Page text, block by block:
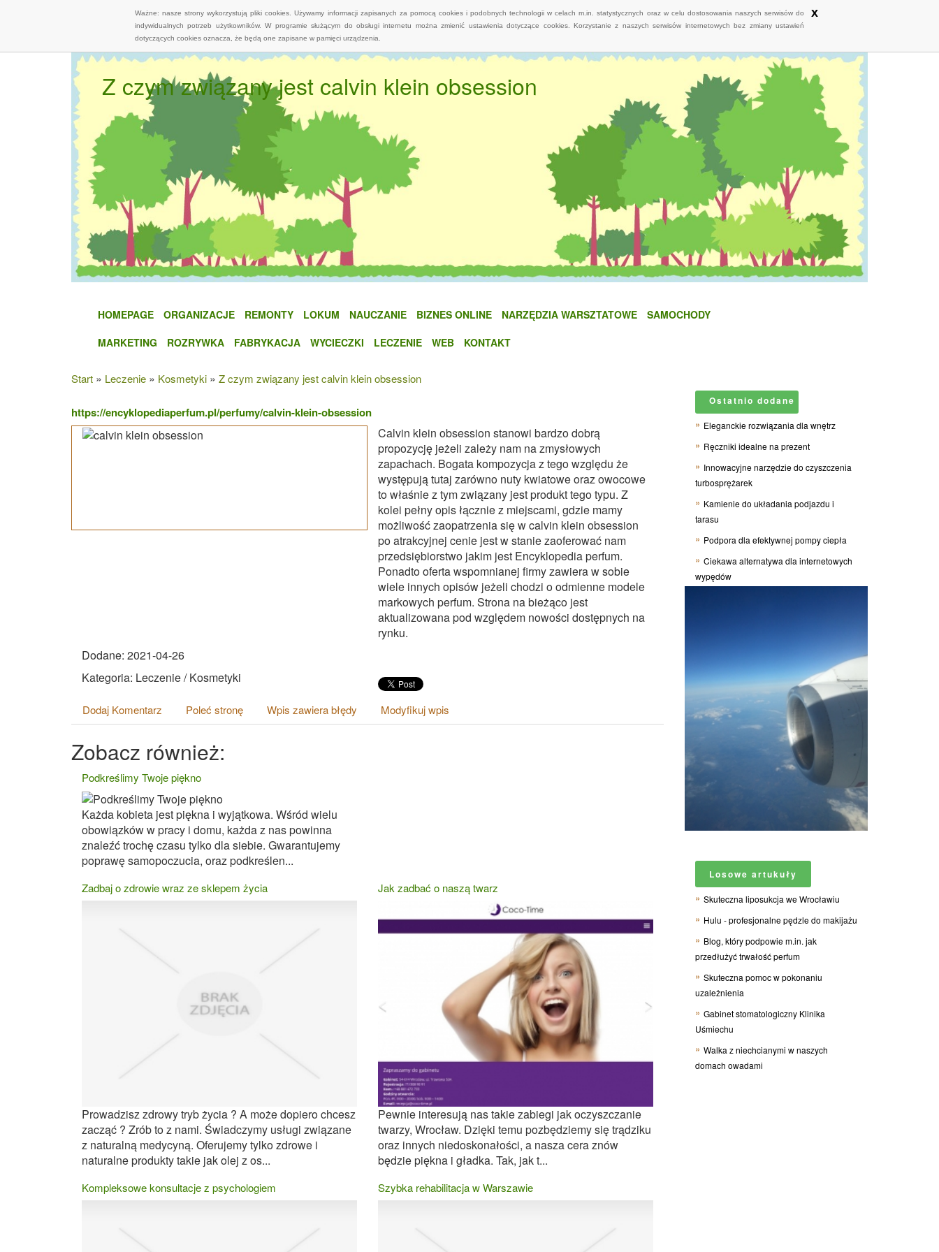
Ważne: nasze strony wykorzystują pliki cookies. Używamy informacji zapisanych za pomocą cookies i podobnych technologii w celach m.in. statystycznych oraz w celu dostosowania naszych serwisów do
indywidualnych potrzeb użytkowników. W programie służącym do obsługi internetu można zmienić ustawienia dotyczące cookies. Korzystanie z naszych serwisów internetowych bez zmiany ustawień
dotyczących cookies oznacza, że będą one zapisane w pamięci urządzenia.
x
Z czym związany jest calvin klein obsession
HOMEPAGE ORGANIZACJE REMONTY LOKUM NAUCZANIE BIZNES ONLINE NARZĘDZIA WARSZTATOWE
SAMOCHODY
MARKETING
ROZRYWKA FABRYKACJA WYCIECZKI LECZENIE WEB KONTAKT
Start » Leczenie » Kosmetyki » Z czym związany jest calvin klein obsession
https://encyklopediaperfum.pl/perfumy/calvin-klein-obsession
Calvin klein obsession stanowi bardzo dobrą
propozycję jeżeli zależy nam na zmysłowych
zapachach. Bogata kompozycja z tego względu że
występują tutaj zarówno nuty kwiatowe oraz owocowe
to właśnie z tym związany jest produkt tego typu. Z
kolei pełny opis łącznie z miejscami, gdzie mamy
możliwość zaopatrzenia się w calvin klein obsession
po atrakcyjnej cenie jest w stanie zaoferować nam
przedsiębiorstwo jakim jest Encyklopedia perfum.
Ponadto oferta wspomnianej firmy zawiera w sobie
wiele innych opisów jeżeli chodzi o odmienne modele
markowych perfum. Strona na bieżąco jest
aktualizowana pod względem nowości dostępnych na
rynku.
Dodane: 2021-04-26
Kategoria: Leczenie / Kosmetyki
Dodaj Komentarz Poleć stronę Wpis zawiera błędy Modyfikuj wpis
Zobacz również:
Podkreślimy Twoje piękno
Każda kobieta jest piękna i wyjątkowa. Wśród wielu
obowiązków w pracy i domu, każda z nas powinna
znaleźć trochę czasu tylko dla siebie. Gwarantujemy
poprawę samopoczucia, oraz podkreślen...
Zadbaj o zdrowie wraz ze sklepem życia
Prowadzisz zdrowy tryb życia ? A może dopiero chcesz
zacząć ? Zrób to z nami. Świadczymy usługi związane
z naturalną medycyną. Oferujemy tylko zdrowe i
naturalne produkty takie jak olej z os...
Jak zadbać o naszą twarz
Pewnie interesują nas takie zabiegi jak oczyszczanie
twarzy, Wrocław. Dzięki temu pozbędziemy się trądziku
oraz innych niedoskonałości, a nasza cera znów
będzie piękna i gładka. Tak, jak t...
Kompleksowe konsultacje z psychologiem Szybka rehabilitacja w Warszawie
Ostatnio dodane
Eleganckie rozwiązania dla wnętrz
Ręczniki idealne na prezent
Innowacyjne narzędzie do czyszczenia
turbosprężarek
Kamienie do układania podjazdu i
tarasu
Podpora dla efektywnej pompy ciepła
Ciekawa alternatywa dla internetowych
wypędów
Losowe artukuły
Skuteczna liposukcja we Wrocławiu
Hulu - profesjonalne pędzle do makijażu
Blog, który podpowie m.in. jak
przedłużyć trwałość perfum
Skuteczna pomoc w pokonaniu
uzależnienia
Gabinet stomatologiczny Klinika
Uśmiechu
Walka z niechcianymi w naszych
domach owadami